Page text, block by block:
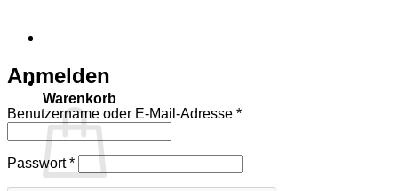
Warenkorb
Anmelden
Benutzername oder E-Mail-Adresse *Erforderlich
Passwort*Erforderlich